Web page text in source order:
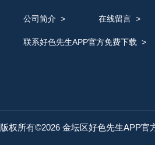
公司简介 > 在线留言>
联系好色先生APP官方免费下载 >
版权所有©2026 金坛区好色先生APP